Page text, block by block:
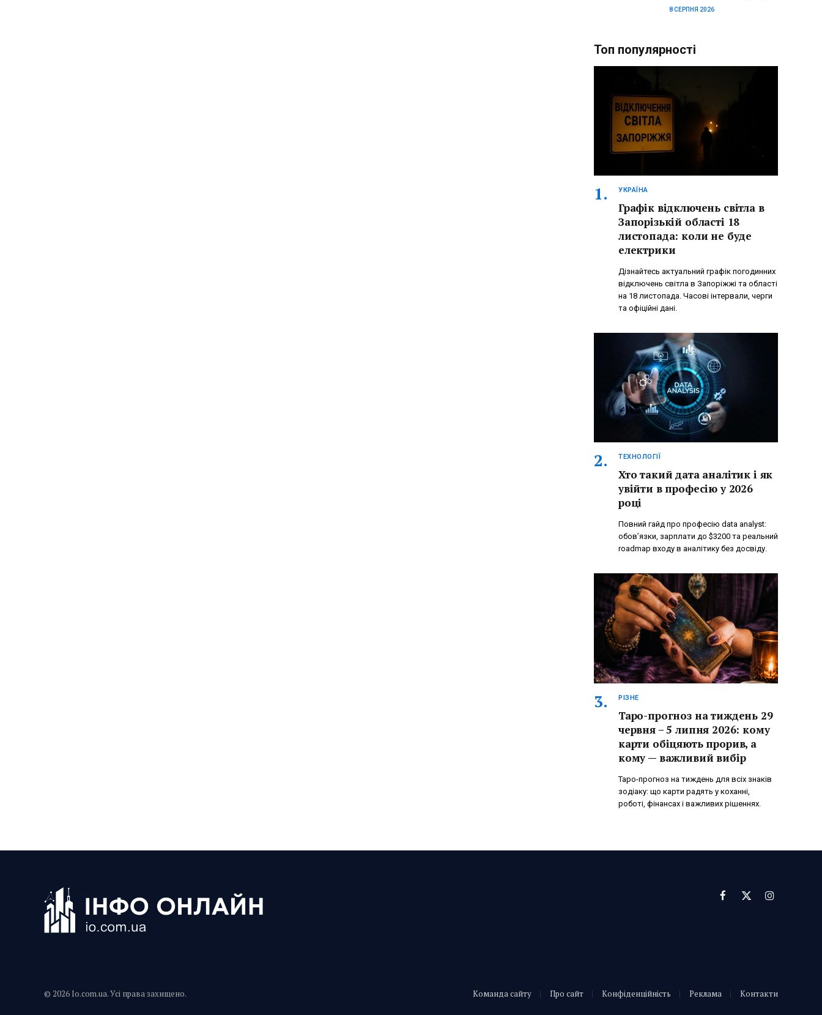
8 СЕРПНЯ 2026
Топ популярності
УКРАЇНА
Графік відключень світла в
Запорізькій області 18
листопада: коли не буде
електрики
Дізнайтесь актуальний графік погодинних
відключень світла в Запоріжжі та області
на 18 листопада. Часові інтервали, черги
та офіційні дані.
ТЕХНОЛОГІЇ
Хто такий дата аналітик і як
увійти в професію у 2026
році
Повний гайд про професію data analyst:
обов’язки, зарплати до $3200 та реальний
roadmap входу в аналітику без досвіду.
РІЗНЕ
Таро-прогноз на тиждень 29
червня – 5 липня 2026: кому
карти обіцяють прорив, а
кому — важливий вибір
Таро-прогноз на тиждень для всіх знаків
зодіаку: що карти радять у коханні,
роботі, фінансах і важливих рішеннях.
Facebook
X
Instagram
© 2026 Io.com.ua. Усі права захищено. Команда сайту Про сайт Конфіденційність Реклама Контакти